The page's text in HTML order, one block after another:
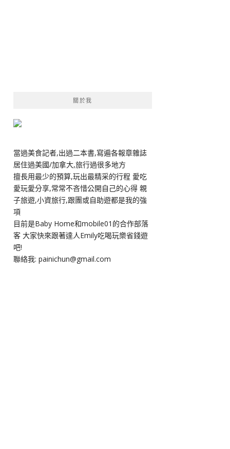
關於我
當過美食記者,出過二本書,寫遍各報章雜誌
居住過美國/加拿大,旅行過很多地方
擅長用最少的預算,玩出最精采的行程 愛吃
愛玩愛分享,常常不吝惜公開自己的心得 親
子旅遊,小資旅行,跟團或自助遊都是我的強
項
目前是Baby Home和mobile01的合作部落
客 大家快來跟著達人Emily吃喝玩樂省錢遊
吧!
聯絡我: painichun@gmail.com